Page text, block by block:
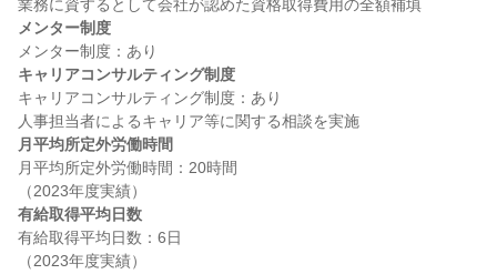
メンター制度
キャリアコンサルティング制度
キャリアコンサルティング制度：あり
月平均所定外労働時間
月平均所定外労働時間：20時間
有給取得平均日数
有給取得平均日数：6日